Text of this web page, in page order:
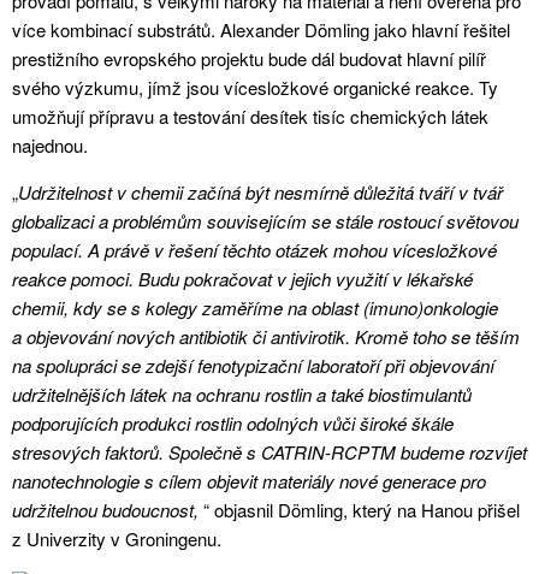
více kombinací substrátů. Alexander Dömling jako hlavní řešitel
prestižního evropského projektu bude dál budovat hlavní pilíř
svého výzkumu, jímž jsou vícesložkové organické reakce. Ty
umožňují přípravu a testování desítek tisíc chemických látek
najednou.
„Udržitelnost v chemii začíná být nesmírně důležitá tváří v tvář
globalizaci a problémům souvisejícím se stále rostoucí světovou
populací. A právě v řešení těchto otázek mohou vícesložkové
reakce pomoci. Budu pokračovat v jejich využití v lékařské
chemii, kdy se s kolegy zaměříme na oblast (imuno)onkologie
a objevování nových antibiotik či antivirotik. Kromě toho se těším
na spolupráci se zdejší fenotypizační laboratoří při objevování
udržitelnějších látek na ochranu rostlin a také biostimulantů
podporujících produkci rostlin odolných vůči široké škále
stresových faktorů. Společně s CATRIN-RCPTM budeme rozvíjet
nanotechnologie s cílem objevit materiály nové generace pro
udržitelnou budoucnost, “ objasnil Dömling, který na Hanou přišel
z Univerzity v Groningenu.